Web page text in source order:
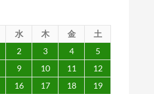
水 木 金
土
2 3 4
5
9 10 11
12
16 17 18
19